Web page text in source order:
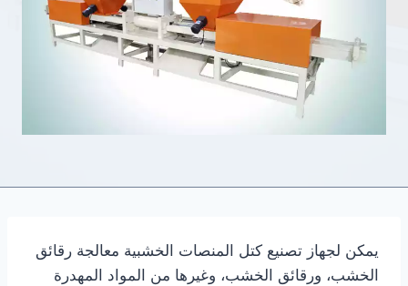
يمكن لجهاز تصنيع كتل المنصات الخشبية معالجة رقائق
الخشب، ورقائق الخشب، وغيرها من المواد المهدرة